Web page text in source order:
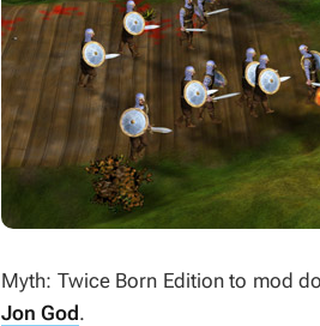
Myth: Twice Born Editionto mod
Jon God.